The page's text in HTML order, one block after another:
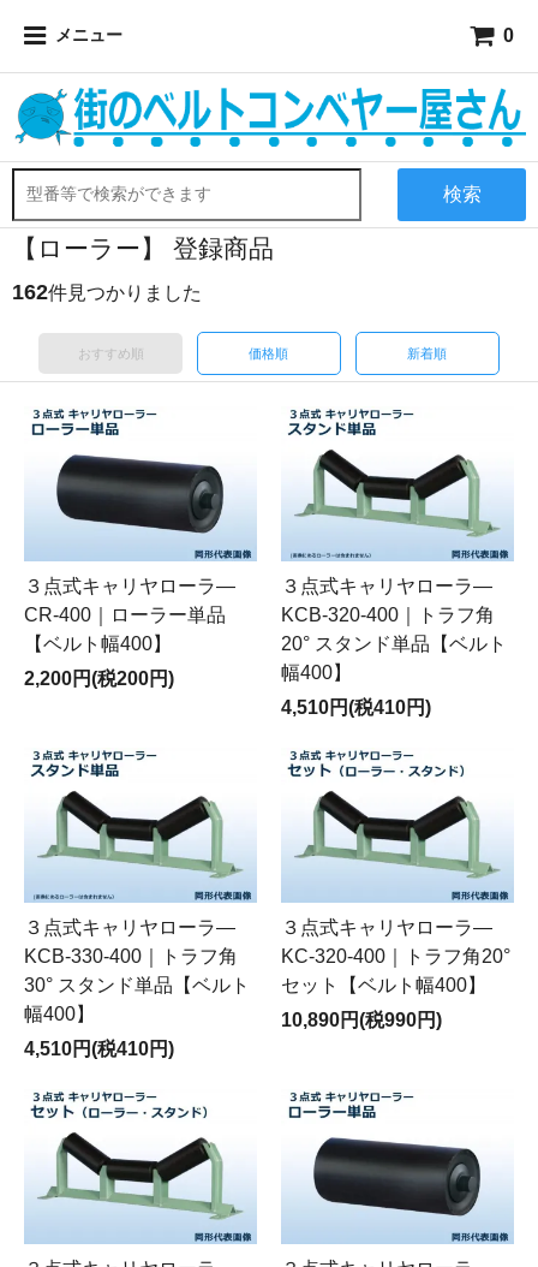
メニュー 0
検索
【ローラー】 登録商品
162件見つかりました
おすすめ順 価格順 新着順
３点式キャリヤローラ―
CR-400｜ローラー単品
【ベルト幅400】
2,200円(税200円)
３点式キャリヤローラ―
KCB-320-400｜トラフ角
20° スタンド単品【ベルト
幅400】
4,510円(税410円)
３点式キャリヤローラ―
KCB-330-400｜トラフ角
30° スタンド単品【ベルト
幅400】
4,510円(税410円)
３点式キャリヤローラ―
KC-320-400｜トラフ角20°
セット【ベルト幅400】
10,890円(税990円)